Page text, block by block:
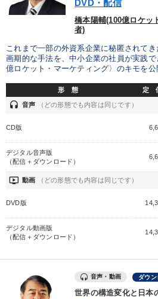
DVD・配信
橋本陽輔(100億ロケッ
者)
これまで一部の外資系企業に秘匿されて
画期的な手法を、中小企業の社員が実践
億ロケット・マーケティング〉のキモを
形 態 定
headset 音声 （どの形態でも内容は同じです）
CD版
デジタル音声版
（配信＋ダウンロード）
ondemand_video 動画 （どの形態でも内容は同じです）
DVD版
デジタル動画版
（配信＋ダウンロード）
音声・動画 ダウ
世界の構造変化と日本